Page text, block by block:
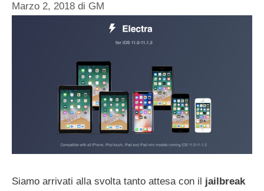
Marzo 2, 2018 di GM
Siamo arrivati alla svolta tanto attesa con il jailbreak